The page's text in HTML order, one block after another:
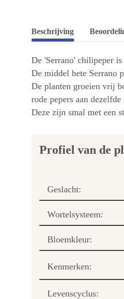
Beschrijving
De 'Serrano' chilipeper
De middel hete Serrano
De planten groeien vrij
rode pepers aan
Deze zijn smal met een
Profiel van de
Geslacht:
Wortelsysteem:
Bloemkleur:
Kenmerken:
Levenscyclus: